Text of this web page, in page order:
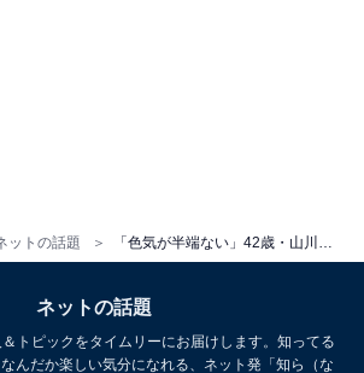
ットの話題
ネットの話題
トピックをタイムリーにお届けします。知ってる
んだか楽しい気分になれる、ネット発「知ら（な